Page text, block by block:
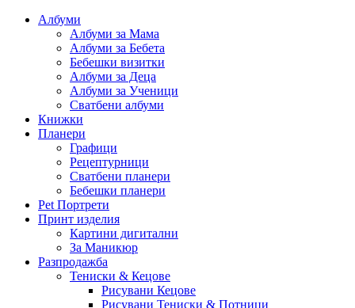
Албуми
Албуми за Мама
Албуми за Бебета
Бебешки визитки
Албуми за Деца
Албуми за Ученици
Сватбени албуми
Книжки
Планери
Графици
Рецептурници
Сватбени планери
Бебешки планери
Pet Портрети
Принт изделия
Картини дигитални
За Маникюр
Разпродажба
Тениски & Кецове
Рисувани Кецове
Рисувани Тениски & Потници